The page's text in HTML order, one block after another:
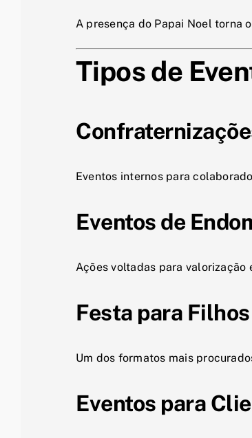
A presença do Papai Noel torna
Tipos de
Eventos internos para
Eventos de
Ações voltadas para valorização
Festa para
Um dos formatos mais
Eventos para